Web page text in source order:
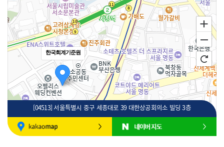
한국회계기준원
100m
[04513] 서울특별시 중구 세종대로 39 대한상공회의소 빌딩 3층